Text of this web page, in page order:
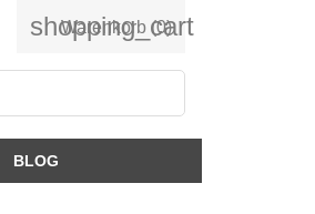
shopping_cart
Warenkorb (0)
BLOG